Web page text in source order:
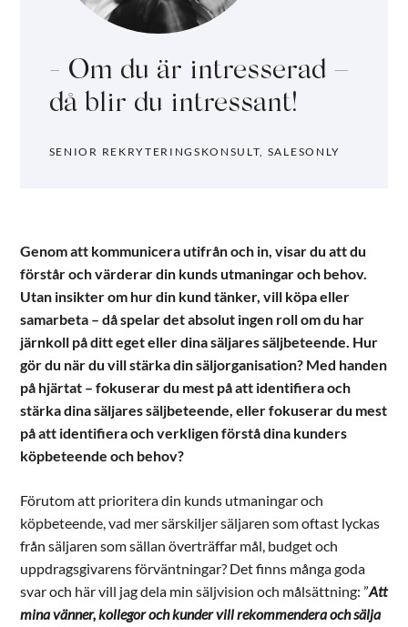
Om du är intresserad –
då blir du intressant!
SENIOR REKRYTERINGSKONSULT, SALESONLY
Genom att kommunicera utifrån och in, visar du att du
förstår och värderar din kunds utmaningar och behov.
Utan insikter om hur din kund tänker, vill köpa eller
samarbeta – då spelar det absolut ingen roll om du har
järnkoll på ditt eget eller dina säljares säljbeteende. Hur
gör du när du vill stärka din säljorganisation? Med handen
på hjärtat – fokuserar du mest på att identifiera och
stärka dina säljares säljbeteende, eller fokuserar du mest
på att identifiera och verkligen förstå dina kunders
köpbeteende och behov?
Förutom att prioritera din kunds utmaningar och
köpbeteende, vad mer särskiljer säljaren som oftast lyckas
från säljaren som sällan överträffar mål, budget och
uppdragsgivarens förväntningar? Det finns många goda
svar och här vill jag dela min säljvision och målsättning: ”Att
mina vänner, kollegor och kunder vill rekommendera och sälja